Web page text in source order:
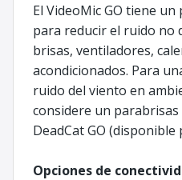
El VideoMic GO tiene
para reducir el ruido no
brisas, ventiladores,
acondicionados. Para
ruido del viento en
considere un parabrisas
DeadCat GO (disponible
Opciones de